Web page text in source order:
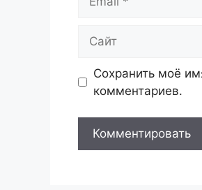
Сохранить моё
комментариев.